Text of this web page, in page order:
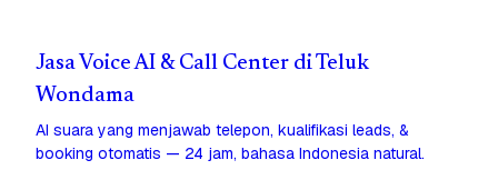
Jasa Voice AI & Call Center di Teluk
Wondama
AI suara yang menjawab telepon, kualifikasi leads, &
booking otomatis — 24 jam, bahasa Indonesia natural.